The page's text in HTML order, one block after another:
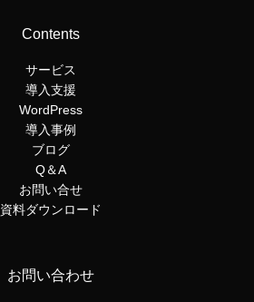
Contents
サービス
導入支援
WordPress
導入事例
ブログ
Q＆A
お問い合せ
資料ダウンロード
お問い合わせ